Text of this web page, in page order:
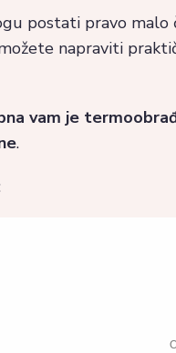
postati pravo
napraviti
vam je
.